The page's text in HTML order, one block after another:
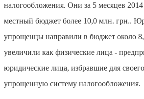
налогообложения. Они за 5 месяцев
местный бюджет более 10,0 млн. грн..
упрощенцы направили в бюджет около
увеличили как физические лица -
юридические лица, избравшие для
упрощенную систему налогообложения.